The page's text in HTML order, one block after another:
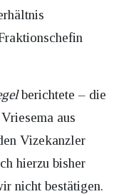
berichtete – die
aus
Vizekanzler
hierzu bisher
nicht bestätigen.